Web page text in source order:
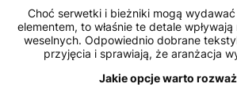
Choć serwetki i bieżniki mogą wydawać
elementem, to właśnie te detale wpływają
weselnych. Odpowiednio dobrane
przyjęcia i sprawiają, że aranżacja
Jakie opcje warto